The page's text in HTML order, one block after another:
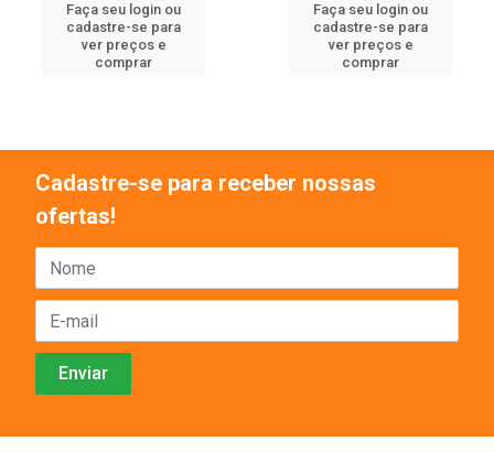
Faça seu login ou
cadastre-se para
ver preços e
comprar
Faça seu login ou
cadastre-se para
ver preços e
comprar
Cadastre-se para receber nossas
ofertas!